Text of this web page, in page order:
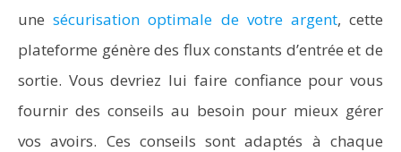
unesécurisation optimale de votre argent, cette
plateforme génère des flux constants d’entrée et de
sortie. Vous devriez lui faire confiance pour vous
fournir des conseils au besoin pour mieux gérer
vos avoirs. Ces conseils sont adaptés à chaque